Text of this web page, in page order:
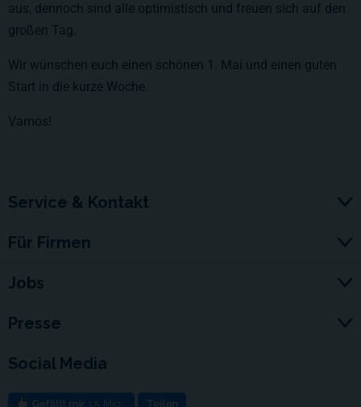
aus, dennoch sind alle optimistisch und freuen sich auf den
großen Tag.
Wir wünschen euch einen schönen 1. Mai und einen guten
Start in die kurze Woche.
Vamos!
Service & Kontakt
Für Firmen
Jobs
Presse
Social Media